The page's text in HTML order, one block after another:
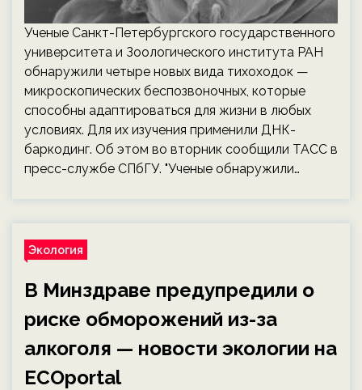
Ученые Санкт-Петербургского государственного
университета и Зоологического института РАН
обнаружили четыре новых вида тихоходок —
микроскопических беспозвоночных, которые
способны адаптироваться для жизни в любых
условиях. Для их изучения применили ДНК-
баркодинг. Об этом во вторник сообщили ТАСС в
пресс-службе СПбГУ. "Ученые обнаружили…
Экология
В Минздраве предупредили о
риске обморожений из-за
алкоголя — новости экологии на
ECOportal